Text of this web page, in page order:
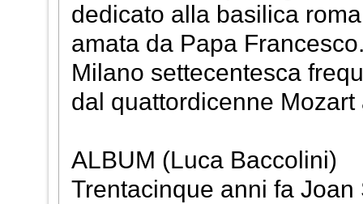
dedicato alla basilica
amata da Papa
Milano settecentesca
dal quattordicenne
ALBUM (Luca Baccolini)
Trentacinque anni fa